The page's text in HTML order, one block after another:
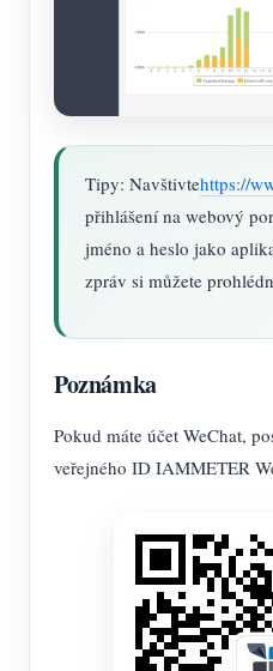
Tipy: Navštivtehttps://
přihlášení na webový
jméno a heslo jako
zpráv si můžete
Poznámka
Pokud máte účet WeChat,
veřejného ID IAMMETER